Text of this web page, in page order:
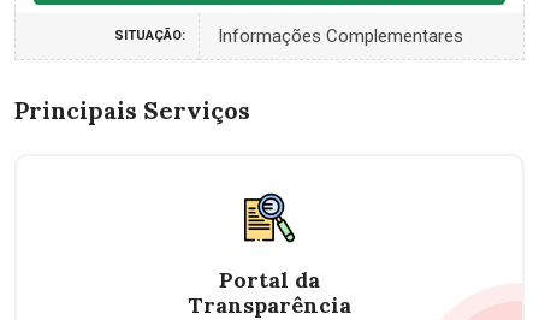
SITUAÇÃO: Informações Complementares
Principais Serviços
Portal da
Transparência